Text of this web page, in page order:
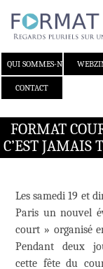
QUI SOMMES-NOUS ?
CONTACT
FORMAT
C’EST JAMAIS
Les samedi 19 et
Paris un nouvel
court » organisé
Pendant deux
cette fête du